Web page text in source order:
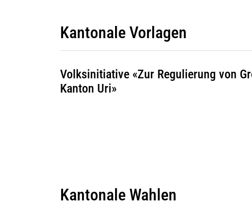
Kantonale Vorlagen
Volksinitiative «Zur Regulierung von
Kanton Uri»
Kantonale Wahlen